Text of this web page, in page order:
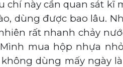
chí này cần quan sát
dùng được bao lâu.
rất nhanh chảy
mua hộp nhựa
dùng mấy ngày